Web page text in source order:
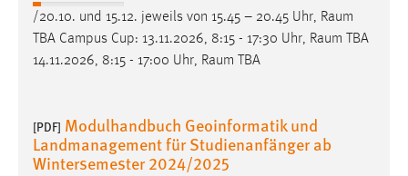
/20.10. und 15.12. jeweils von 15.45 – 20.45 Uhr, Raum
TBA Campus Cup: 13.11.2026, 8:15 - 17:30 Uhr, Raum TBA
14.11.2026, 8:15 - 17:00 Uhr, Raum TBA
[PDF] Modulhandbuch Geoinformatik und
Landmanagement für Studienanfänger ab
Wintersemester 2024/2025
Statistik Cookies erfassen Informationen anonym.
Diese Informationen helfen uns zu verstehen, wie
unsere Besucher unsere Website nutzen.
Name:
_pk_ref, _pk_cvar, _pk_id, _pk_ses